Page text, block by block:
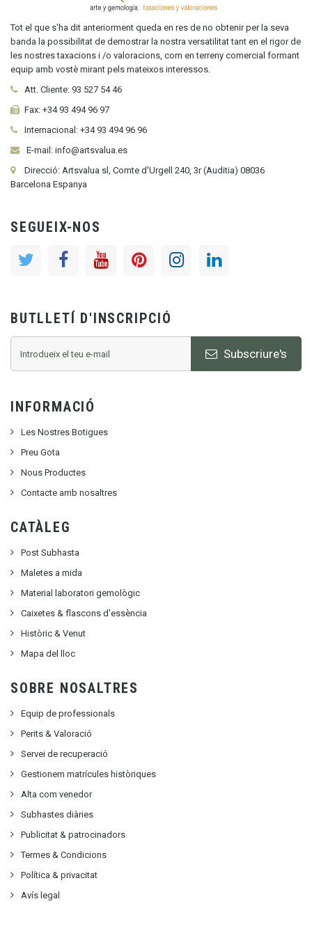
Tot el que s'ha dit anteriorment queda en res de no obtenir per la seva
banda la possibilitat de demostrar la nostra versatilitat tant en el rigor de
les nostres taxacions i /o valoracions, com en terreny comercial formant
equip amb vostè mirant pels mateixos interessos.
Att. Cliente: 93 527 54 46
Fax: +34 93 494 96 97
Internacional: +34 93 494 96 96
E-mail: info@artsvalua.es
Direcció: Artsvalua sl, Comte d'Urgell 240, 3r (Auditia) 08036
Barcelona Espanya
SEGUEIX-NOS
BUTLLETÍ D'INSCRIPCIÓ
Subscriure's
INFORMACIÓ
Les Nostres Botigues
Preu Gota
Nous Productes
Contacte amb nosaltres
CATÀLEG
Post Subhasta
Maletes a mida
Material laboratori gemològic
Caixetes & flascons d'essència
Històric & Venut
Mapa del lloc
SOBRE NOSALTRES
Equip de professionals
Perits & Valoració
Servei de recuperació
Gestionem matrícules històriques
Alta com venedor
Subhastes diàries
Publicitat & patrocinadors
Termes & Condicions
Política & privacitat
Avís legal